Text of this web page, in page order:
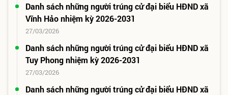
Danh sách những người trúng cử đại biểu HĐND xã
Vĩnh Hảo nhiệm kỳ 2026-2031
27/03/2026
Danh sách những người trúng cử đại biểu HĐND xã
Tuy Phong nhiệm kỳ 2026-2031
27/03/2026
Danh sách những người trúng cử đại biểu HĐND xã